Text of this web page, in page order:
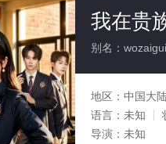
我在贵
别名：
地区： 中国大
语言： 未知
导演： 未知